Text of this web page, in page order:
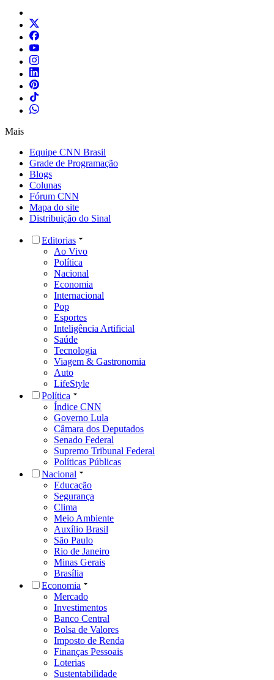
Mais
Equipe CNN Brasil
Grade de Programação
Blogs
Colunas
Fórum CNN
Mapa do site
Distribuição do Sinal
Editorias
Ao Vivo
Política
Nacional
Economia
Internacional
Pop
Esportes
Inteligência Artificial
Saúde
Tecnologia
Viagem & Gastronomia
Auto
LifeStyle
Política
Índice CNN
Governo Lula
Câmara dos Deputados
Senado Federal
Supremo Tribunal Federal
Políticas Públicas
Nacional
Educação
Segurança
Clima
Meio Ambiente
Auxílio Brasil
São Paulo
Rio de Janeiro
Minas Gerais
Brasília
Economia
Mercado
Investimentos
Banco Central
Bolsa de Valores
Imposto de Renda
Finanças Pessoais
Loterias
Sustentabilidade